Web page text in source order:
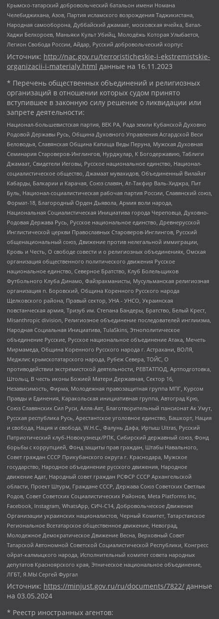
Крымско-татарский добровольческий батальон имени Номана
Челебиджихана, Азов, Партия исламского возрождения Таджикистана,
Народная самооборона, Дуббайский джамаат, московская ячейка, Батал-
Хаджи Белхороев, Маньяки Культ Убийц, Молодёжь Которая Улыбается,
Легион Свобода России, Айдар, Русский добровольческий корпус
Источник: http://nac.gov.ru/terroristicheskie-i-ekstremistskie-
organizacii-i-materialy.html данные на 16.11.2023
* Перечень общественных объединений и религиозных
организаций в отношении которых судом принято
вступившее в законную силу решение о ликвидации или
запрете деятельности:
Национал-большевистская партия, ВЕК РА, Рада земли Кубанской Духовно
Родовой Державы Русь, Община Духовного Управления Асгардской Веси
Беловодья, Славянская Община Капища Веды Перуна, Мужская Духовная
Семинария Староверов-Инглингов, Нурджулар, К Богодержавию, Таблиги
Джамаат, Свидетели Иеговы, Русское национальное единство, Национал-
социалистическое общество, Джамаат мувахидов, Объединенный Вилайат
Кабарды, Балкарии и Карачая, Союз славян, Ат-Такфир Валь-Хиджра, Пит
Буль, Национал-социалистическая рабочая партия России, Славянский союз,
Формат-18, Благородный Орден Дьявола, Армия воли народа,
Национальная Социалистическая Инициатива города Череповца, Духовно-
Родовая Держава Русь, Русское национальное единство, Древнерусской
Инглистической церкви Православных Староверов-Инглингов, Русский
общенациональный союз, Движение против нелегальной иммиграции,
Кровь и Честь, О свободе совести и о религиозных объединениях, Омская
организация общественного политического движения Русское
национальное единство, Северное Братство, Клуб Болельщиков
Футбольного Клуба Динамо, Файзрахманисты, Мусульманская религиозная
организация п. Боровский, Община Коренного Русского народа
Щелковского района, Правый сектор, УНА - УНСО, Украинская
повстанческая армия, Тризуб им. Степана Бандеры, Братство, Белый Крест,
Misanthropic division, Религиозное объединение последователей инглиизма,
Народная Социальная Инициатива, TulaSkins, Этнополитическое
объединение Русские, Русское национальное объединение Атака, Мечеть
Мирмамеда, Община Коренного Русского народа г. Астрахани, ВОЛЯ,
Меджлис крымскотатарского народа, Рубеж Севера, ТОЙС, О
противодействии экстремистской деятельности, РЕВТАТПОД, Артподготовка,
Штольц, В честь иконы Божией Матери Державная, Сектор 16,
Независимость, Фирма, Молодежная правозащитная группа МПГ, Курсом
Правды и Единения, Каракольская инициативная группа, Автоград Крю,
Союз Славянских Сил Руси, Алля-Аят, Благотворительный пансионат Ак Умут,
Русская республика Русь, Арестантское уголовное единство, Башкорт, Нация
и свобода, Нация и свобода, W.H.С., Фалунь Дафа, Иртыш Ultras, Русский
Патриотический клуб-Новокузнецк/РПК, Сибирский державный союз, Фонд
борьбы с коррупцией, Фонд защиты прав граждан, Штабы Навального,
Совет граждан СССР Прикубанского округа г. Краснодара, Мужское
государство, Народное объединение русского движения, Народное
движение Адат, Народный совет граждан РСФСР СССР Архангельской
области, Проект Штурм, Граждане СССР, Держава Союз Советских Светлых
Родов, Совет Советских Социалистических Районов, Meta Platforms Inc,
Facebook, Instagram, WhatsApp, СИЧ-С14, Добровольческое Движение
Организации украинских националистов, Черный Комитет, Татарстанское
Региональное Всетатарское общественное движение, Невоград,
Молодежное Демократическое Движение Весна, Верховный Совет
Татарской Автономной Советской Социалистической Республики, Конгресс
ойрат-калмыцкого народа, Исполнительный комитет совета народных
депутатов Красноярского края, Этническое национальное объединение,
ЛГБТ, Я.МЫ Сергей Фургал
Источник: https://minjust.gov.ru/ru/documents/7822/ данные
на 03.05.2024
* Реестр иностранных агентов: